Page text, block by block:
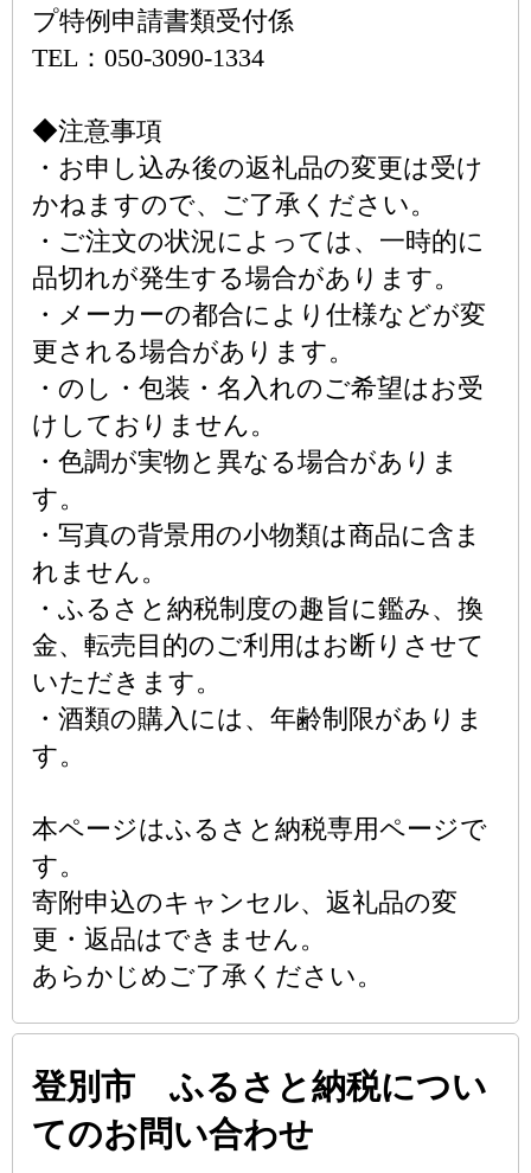
プ特例申請書類受付係
TEL：050-3090-1334
◆注意事項
・お申し込み後の返礼品の変更は受け
かねますので、ご了承ください。
・ご注文の状況によっては、一時的に
品切れが発生する場合があります。
・メーカーの都合により仕様などが変
更される場合があります。
・のし・包装・名入れのご希望はお受
けしておりません。
・色調が実物と異なる場合がありま
す。
・写真の背景用の小物類は商品に含ま
れません。
・ふるさと納税制度の趣旨に鑑み、換
金、転売目的のご利用はお断りさせて
いただきます。
・酒類の購入には、年齢制限がありま
す。
本ページはふるさと納税専用ページで
す。
寄附申込のキャンセル、返礼品の変
更・返品はできません。
あらかじめご了承ください。
登別市 ふるさと納税につい
てのお問い合わせ